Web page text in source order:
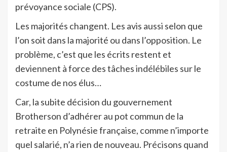
prévoyance sociale (CPS).
Les majorités changent. Les avis aussi selon que
l’on soit dans la majorité ou dans l’opposition. Le
problème, c’est que les écrits restent et
deviennent à force des tâches indélébiles sur le
costume de nos élus…
Car, la subite décision du gouvernement
Brotherson d’adhérer au pot commun de la
retraite en Polynésie française, comme n’importe
quel salarié, n’a rien de nouveau. Précisons quand